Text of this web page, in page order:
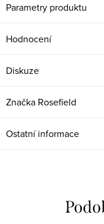
Parametry produktu
Hodnocení
Diskuze
Značka Rosefield
Ostatní informace